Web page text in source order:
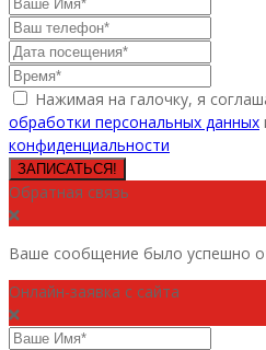
Нажимая на галочку, я
обработки персональных данных
конфиденциальности
ЗАПИСАТЬСЯ!
Обратная связь
Ваше сообщение было успешно
Онлайн-заявка с сайта